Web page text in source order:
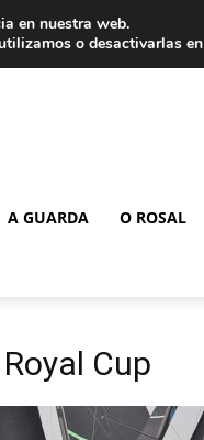
A GUARDA O ROSAL
Cup
en nuestra web.
o desactivarlas en